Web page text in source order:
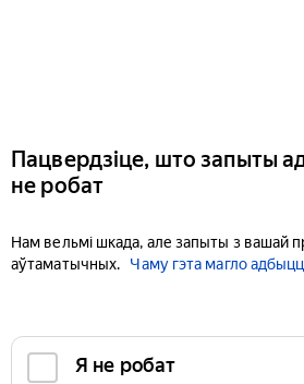
Пацвердзіце, што запыты
не робат
Нам вельмі шкада, але запыты з вашай
аўтаматычных.
Чаму гэта магло
Я не робат